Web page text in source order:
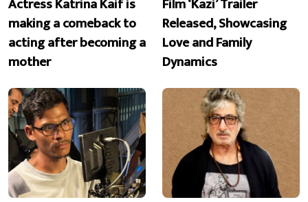
making a comeback to
acting after becoming a
mother
Released, Showcasing
Love and Family
Dynamics